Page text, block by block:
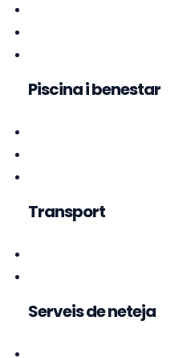
Piscina i benestar
Transport
Serveis de neteja